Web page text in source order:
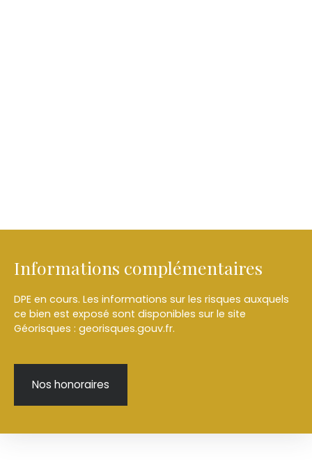
Informations complémentaires
DPE en cours. Les informations sur les risques auxquels
ce bien est exposé sont disponibles sur le site
Géorisques : georisques.gouv.fr.
Nos honoraires